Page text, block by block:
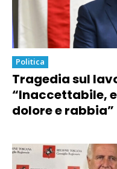
Politica
Tragedia sul
“Inaccettabile,
dolore e rabbia”